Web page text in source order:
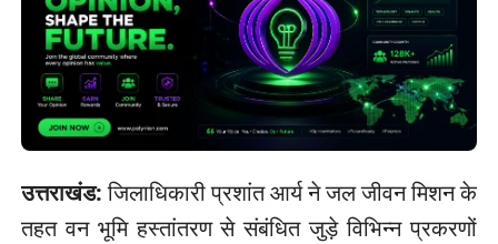
उत्तराखंड:जिलाधिकारी प्रशांत आर्य ने जल जीवन मिशन के
तहत वन भूमि हस्तांतरण से संबंधित जुड़े विभिन्न प्रकरणों